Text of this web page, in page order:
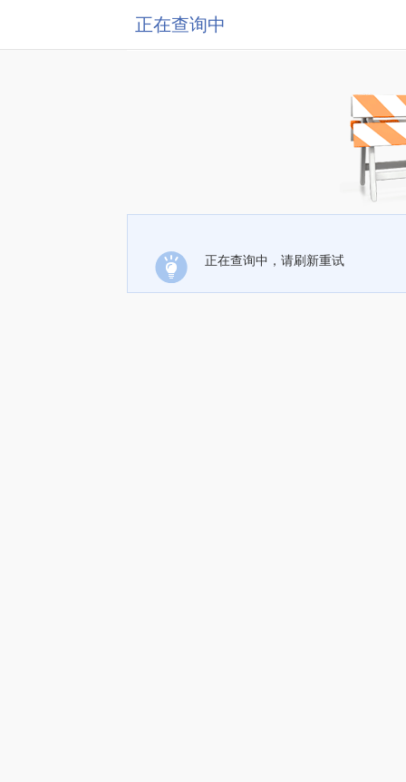
正在查询中
正在查询中，请刷新重试